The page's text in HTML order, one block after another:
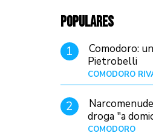
POPULARES
1
Comodoro:
Pietrobelli
COMODORO
2
droga "a
COMODORO